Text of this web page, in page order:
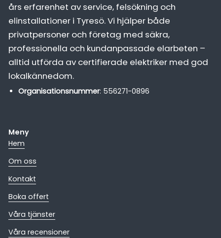
års erfarenhet av service, felsökning och
elinstallationer i Tyresö. Vi hjälper både
privatpersoner och företag med säkra,
professionella och kundanpassade elarbeten –
alltid utförda av certifierade elektriker med god
lokalkännedom.
Organisationsnummer: 556271-0896
Meny
Hem
Om oss
Kontakt
Boka offert
Våra tjänster
Våra recensioner